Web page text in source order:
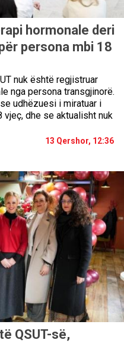
hormonale deri
persona mbi 18
nuk është regjistruar
nga persona transgjinorë.
udhëzuesi i miratuar i
dhe se aktualisht nuk
13 Qershor, 12:36
QSUT-së,